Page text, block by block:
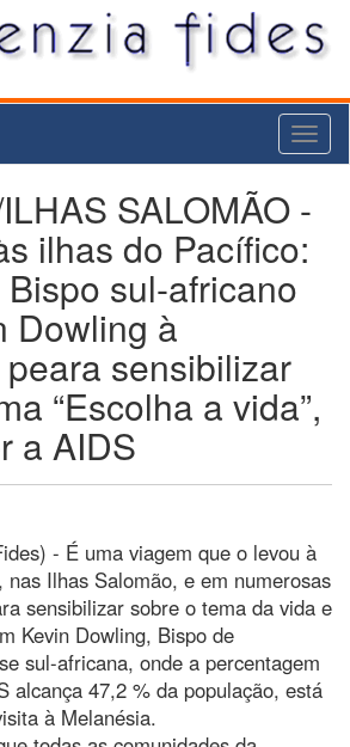
SALOMÃO -
ilhas do Pacífico:
sul-africano
Dowling à
sensibilizar
“Escolha a vida”,
a AIDS
- É uma viagem que o levou à
nas Ilhas Salomão, e em numerosas
sensibilizar sobre o tema da vida e
Kevin Dowling, Bispo de
sul-africana, onde a percentagem
alcança 47,2 % da população, está
à Melanésia.